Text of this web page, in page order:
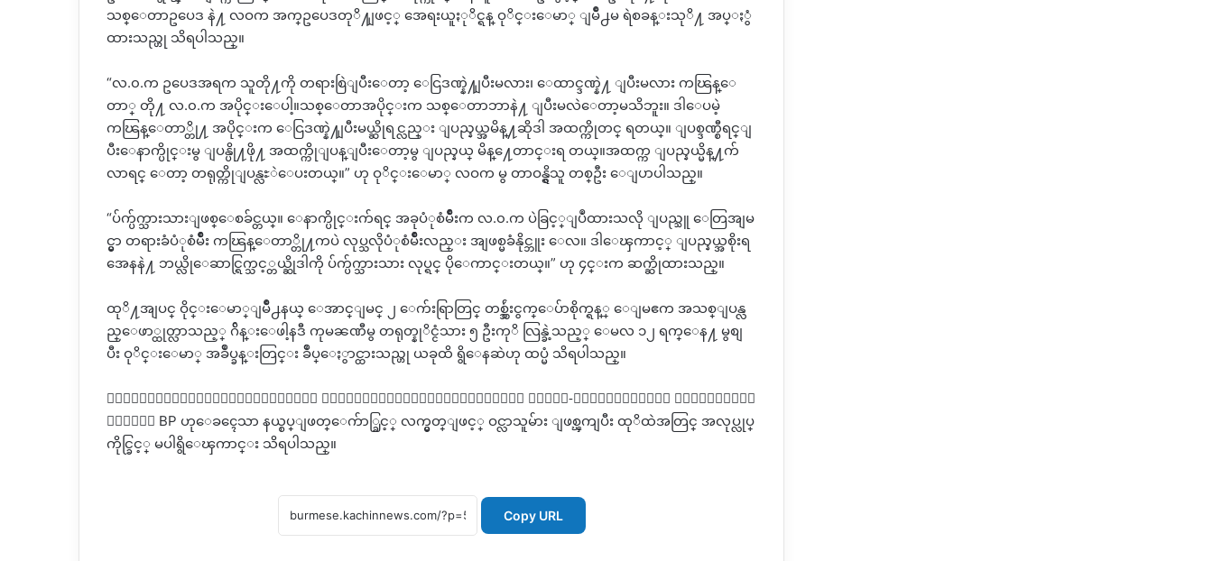
သစ္ေတာဥပေဒ နဲ႔ လဝက အက္ဥပေဒတုိ႔ျဖင့္ အေရးယူႏုိင္ရန္ ဝုိင္းေမာ္ ျမိဳ႕မ ရဲစခန္းသုိ႔ အပ္ႏွံ
ထားသည္ဟု သိရပါသည္။
“လ.၀.က ဥပေဒအရက သူတို႔ကို တရားစြဲျပီးေတာ့ ေငြဒဏ္နဲ႔ျပီးမလား၊ ေထာင္ဒဏ္နဲ႔ ျပီးမလား ကၽြန္ေ
တာ္ တို႔ လ.၀.က အပိုင္းေပါ့။သစ္ေတာအပိုင္းက သစ္ေတာဘာနဲ႔ ျပီးမလဲေတာ့မသိဘူး။ ဒါေပမဲ့
ကၽြန္ေတာ္တို႔ အပိုင္းက ေငြဒဏ္နဲ႔ျပီးမယ္ဆိုရင္လည္း ျပည္နယ္အမိန္႔ဆိုဒါ အထက္ကိုတင္ ရတယ္။ ျပစ္ဒဏ္စီရင္ျ
ပီးေနာက္ပိုင္းမွ ျပန္ပို႔ဖို႔ အထက္ကိုျပန္ျပီးေတာ့မွ ျပည္နယ္ မိန္႔ေတာင္းရ တယ္။အထက္က ျပည္နယ္မိန္႔က်
လာရင္ ေတာ့ တရုတ္ကိုျပန္လႊဲေပးတယ္။” ဟု ဝုိင္းေမာ္ လဝက မွ တာဝန္ရွိသူ တစ္ဦး ေျပာပါသည္။
“ပ်က္ပ်က္သားသားျဖစ္ေစခ်င္တယ္။ ေနာက္ပိုင္းက်ရင္ အခုပံုစံမ်ိဳးက လ.၀.က ပဲခြင့္ျပဳထားသလို ျပည္သူ ေတြအျမ
င္မွာ တရားခံပံုစံမ်ိဳး ကၽြန္ေတာ္တို႔ကပဲ လုပ္သလိုပံုစံမ်ိဳးလည္း အျဖစ္မခံနိုင္ဘူး ေလ။ ဒါေၾကာင့္ ျပည္နယ္အစိုးရ
အေနနဲ႔ ဘယ္လိုေဆာင္ရြက္သင့္တယ္ဆိုဒါကို ပ်က္ပ်က္သားသား လုပ္ရင္ ပိုေကာင္းတယ္။” ဟု ၄င္းက ဆက္ဆိုထားသည္။
ထုိ႔အျပင္ ဝိုင္းေမာ္ျမိဳ႕နယ္ ေအာင္ျမင္ ၂ ေက်းရြာတြင္ တစ္သွ်ဴးငွက္ေပ်ာစိုက္ရန္္ ေျမဧက အသစ္ျပန္လ
ည္ေဖာ္ထုတ္လာသည့္ ဂ်ိန္းေဖါ့နဒီ ကုမၼဏီမွ တရုတ္နုိင္ငံသား ၅ ဦးကုိ လြန္ခဲ့သည့္ ေမလ ၁၂ ရက္ေန႔ မွစျ
ပီး ဝုိင္းေမာ္ အခ်ဳပ္ခန္းတြင္း ခ်ဳပ္ေႏွာင္ထားသည္ဟု ယခုထိ ရွိေနဆဲဟု ထပ္မံ သိရပါသည္။
၀ိုင္းေမာ္ျမိဳ႕နယ္တြင္းရွိ တရုတ္ႏုိင္ငံသားအမ်ားစုမွာ တရုတ္-ျမန္မာနယ္စပ္ ကန္ပုိင္တီ
ဂိတ္မွ BP ဟုေခၚေသာ နယ္စပ္ျဖတ္ေက်ာ္ခြင့္ လက္မွတ္ျဖင့္ ဝင္လာသူမ်ား ျဖစ္ၾကျပီး ထုိထဲအတြင္ အလုပ္လုပ္
ကိုင္ခြင့္ မပါရွိေၾကာင္း သိရပါသည္။
Copy URL